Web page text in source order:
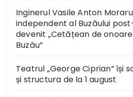
Inginerul Vasile Anton
independent al Buzăului
devenit „Cetățean de
Buzău”
Teatrul „George Ciprian” își
și structura de la 1 august